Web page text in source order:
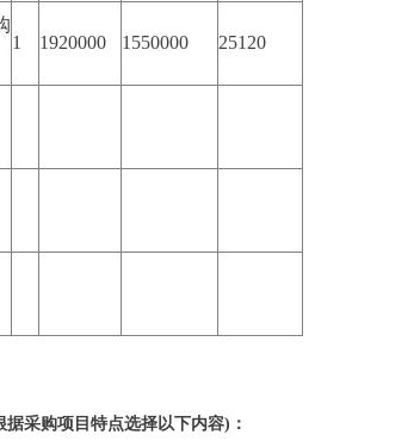
1 1920000 1550000 25120
据采购项目特点选择以下内容)：